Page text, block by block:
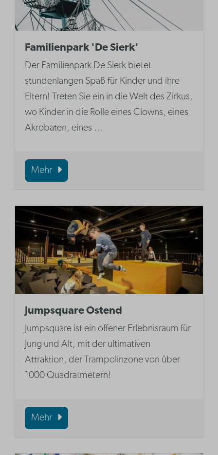
Familienpark 'De Sierk'
Der Familienpark De Sierk bietet
stundenlangen Spaß für Kinder und ihre
Eltern! Treten Sie ein in die Welt des Zirkus,
wo Kinder in die Rolle eines Clowns, eines
Akrobaten, eines ...
Mehr
Jumpsquare Ostend
Jumpsquare ist ein offener Erlebnisraum für
Jung und Alt, mit der ultimativen
Attraktion, der Trampolinzone von über
1000 Quadratmetern!
Mehr